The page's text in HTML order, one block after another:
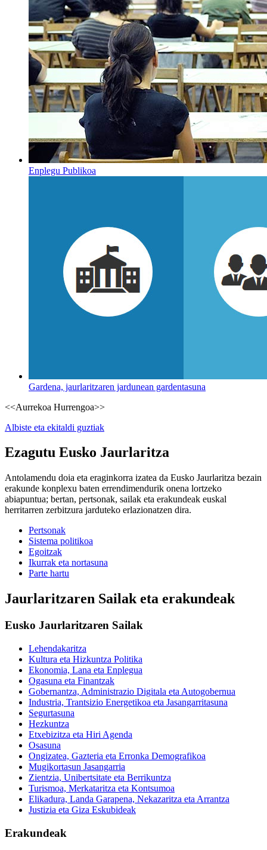
Enplegu Publikoa
Gardena, jaurlaritzaren jardunean gardentasuna
<<Aurrekoa Hurrengoa>>
Albiste eta ekitaldi guztiak
Ezagutu Eusko Jaurlaritza
Antolamendu doia eta eraginkorra izatea da Eusko Jaurlaritza bezain
erakunde konplexu baten errendimendurik onena lortzeko
abiapuntua; bertan, pertsonak, sailak eta erakundeak euskal
herritarren zerbitzura jarduteko erlazionatzen dira.
Pertsonak
Sistema politikoa
Egoitzak
Ikurrak eta nortasuna
Parte hartu
Jaurlaritzaren Sailak eta erakundeak
Eusko Jaurlaritzaren Sailak
Lehendakaritza
Kultura eta Hizkuntza Politika
Ekonomia, Lana eta Enplegua
Ogasuna eta Finantzak
Gobernantza, Administrazio Digitala eta Autogobernua
Industria, Trantsizio Energetikoa eta Jasangarritasuna
Segurtasuna
Hezkuntza
Etxebizitza eta Hiri Agenda
Osasuna
Ongizatea, Gazteria eta Erronka Demografikoa
Mugikortasun Jasangarria
Zientzia, Unibertsitate eta Berrikuntza
Turismoa, Merkataritza eta Kontsumoa
Elikadura, Landa Garapena, Nekazaritza eta Arrantza
Justizia eta Giza Eskubideak
Erakundeak